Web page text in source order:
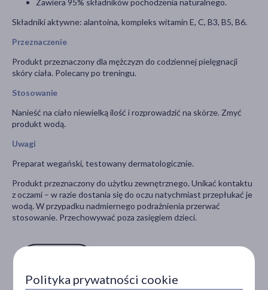
Zawiera 95% składników pochodzenia naturalnego.
Składniki aktywne: alantoina, kompleks witamin E, C, B3, B5, B6.
Przeznaczenie
Produkt przeznaczony dla mężczyzn do codziennej pielęgnacji
skóry ciała. Polecany po treningu.
Stosowanie
Nanieść na ciało niewielką ilość i rozprowadzić na skórze. Zmyć
produkt wodą.
Uwagi
Preparat wegański, testowany dermatologicznie.
Produkt przeznaczony do użytku zewnętrznego. Unikać kontaktu
z oczami – w razie dostania się do oczu natychmiast przepłukać je
wodą. W przypadku nadmiernego podrażnienia przerwać
stosowanie. Przechowywać poza zasięgiem dzieci.
Polityka prywatności cookie